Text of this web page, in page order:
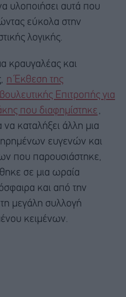
υλοποιήσει αυτά που
εύκολα στην
λογικής.
κραυγαλέας και
η Έκθεση της
Επιτροπής για
που διαφημίστηκε ,
καταλήξει άλλη μια
ευγενών και
που παρουσιάστηκε,
σε μια ωραία
και από την
μεγάλη συλλογή
κειμένων.